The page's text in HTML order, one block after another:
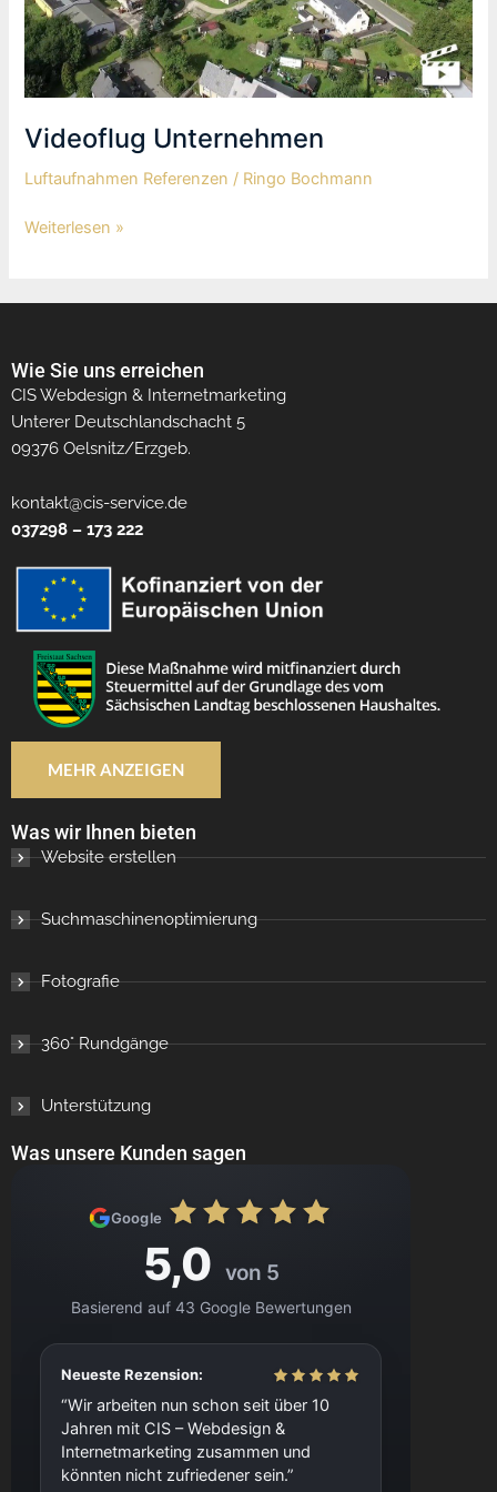
Videoflug Unternehmen
Luftaufnahmen Referenzen / Ringo Bochmann
Weiterlesen »
Wie Sie uns erreichen
CIS Webdesign & Internetmarketing
Unterer Deutschlandschacht 5
09376 Oelsnitz/Erzgeb.
kontakt@cis-service.de
037298 – 173 222
MEHR ANZEIGEN
Was wir Ihnen bieten
Website erstellen
Suchmaschinenoptimierung
Fotografie
360° Rundgänge
Unterstützung
Was unsere Kunden sagen
Google
5,0 von 5
Basierend auf 43 Google Bewertungen
Neueste Rezension:
Wir arbeiten nun schon seit über 10
Jahren mit CIS – Webdesign &
Internetmarketing zusammen und
könnten nicht zufriedener sein.